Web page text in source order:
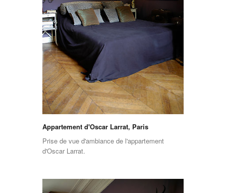
Appartement d'Oscar Larrat, Paris
Prise de vue d'ambiance de l'appartement
d'Oscar Larrat.